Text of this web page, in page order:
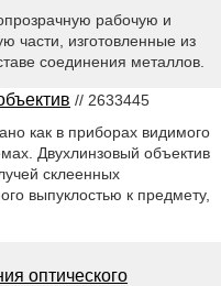
рабочую и
части, изготовленные из
соединения металлов.
// 2633445
как в приборах видимого
Двухлинзовый объектив
склеенных
выпуклостью к предмету,
оптического